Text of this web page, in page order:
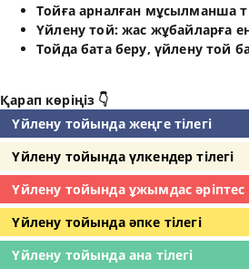
Тойға арналған мұсылманша
Үйлену той: жас жұбайларға
Тойда бата беру, үйлену той
Қарап көріңіз 👇
Үйлену тойында жеңге тілегі
Үйлену тойында үлкендер тілегі
Үйлену тойында ұжымдас әріптес
Үйлену тойында әпке тілегі
Үйлену тойында ана тілегі